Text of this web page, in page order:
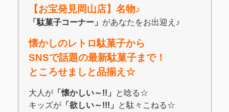
【お宝発見岡山店】名物♪
「駄菓子コーナー」 があなたをお出迎え♪
懐かしのレトロ駄菓子から
SNSで話題の最新駄菓子まで！
ところせましと品揃え☆
大人が「懐かしい～!!」
と唸る☆
キッズが「欲しい～!!!」
と駄々こねる☆